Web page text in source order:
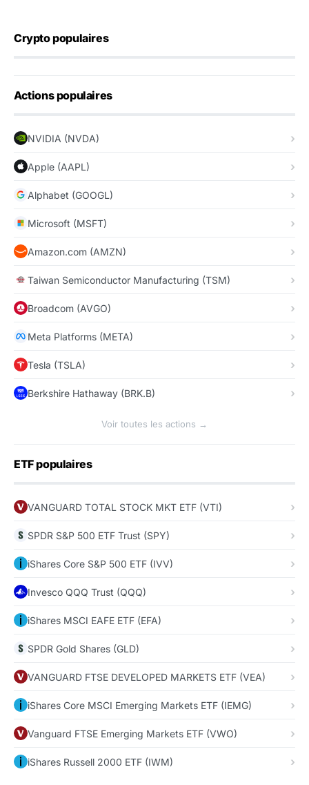
Crypto populaires
Actions populaires
NVIDIA (NVDA)
Apple (AAPL)
Alphabet (GOOGL)
Microsoft (MSFT)
Amazon.com (AMZN)
Taiwan Semiconductor Manufacturing (TSM)
Broadcom (AVGO)
Meta Platforms (META)
Tesla (TSLA)
Berkshire Hathaway (BRK.B)
Voir toutes les actions →
ETF populaires
VANGUARD TOTAL STOCK MKT ETF (VTI)
SPDR S&P 500 ETF Trust (SPY)
iShares Core S&P 500 ETF (IVV)
Invesco QQQ Trust (QQQ)
iShares MSCI EAFE ETF (EFA)
SPDR Gold Shares (GLD)
VANGUARD FTSE DEVELOPED MARKETS ETF (VEA)
iShares Core MSCI Emerging Markets ETF (IEMG)
Vanguard FTSE Emerging Markets ETF (VWO)
iShares Russell 2000 ETF (IWM)